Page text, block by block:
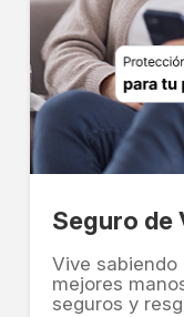
Seguro de
Vive
mejores
seguros y